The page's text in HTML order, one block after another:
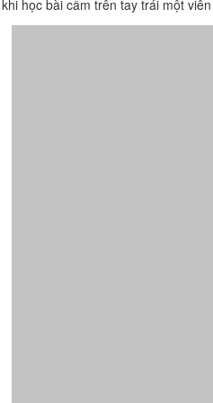
học bài cầm trên tay trái một